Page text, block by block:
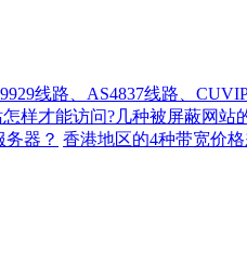
线路、AS4837线路、
样才能访问?几种被屏蔽网站
器？ 香港地区的4种带宽价